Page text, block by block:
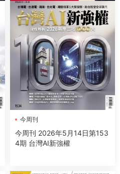
今周刊
今周刊 2026年5月14日第153
4期 台灣AI新強權